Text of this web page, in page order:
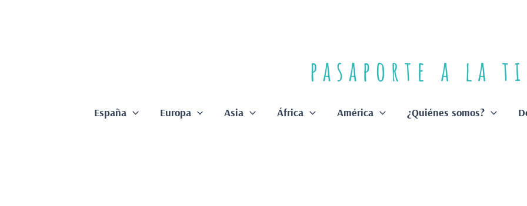
España Europa Asia África América ¿Quiénes somos?